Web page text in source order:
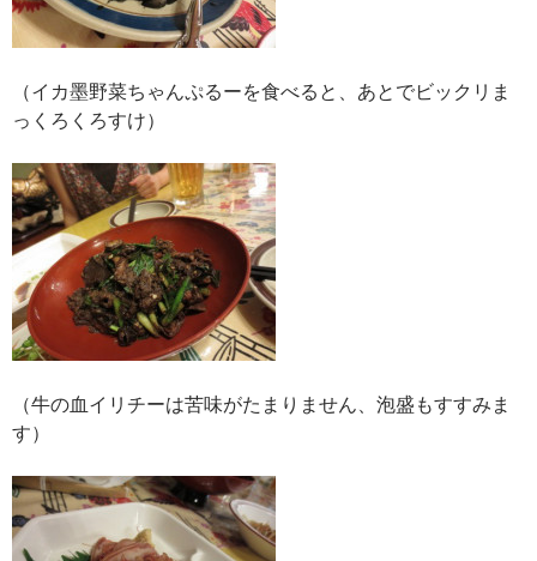
（イカ墨野菜ちゃんぷるーを食べると、あとでビックリま
っくろくろすけ）
（牛の血イリチーは苦味がたまりません、泡盛もすすみま
す）